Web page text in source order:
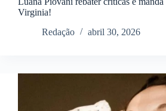
Virginia!
Redação
abril 30, 2026